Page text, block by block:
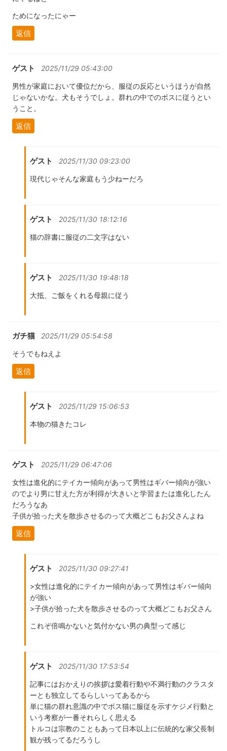
ためになったにゃー
返信
ゲスト 2025/11/29 05:43:00
男性が家庭において優位だから、服従の反応というほうが自然
じゃないかな。犬もそうでしょ。群れの中でのボスに従うとい
うこと。
返信
ゲスト 2025/11/30 09:23:00
現代じゃそんな家庭もう少ねーだろ
ゲスト 2025/11/30 18:12:16
猫の辞書に服従の二文字はない
ゲスト 2025/11/30 19:48:18
大抵、ご飯をくれる母親に従う
ガチ猫 2025/11/29 05:54:58
そうでもねえよ
返信
ゲスト 2025/11/29 15:06:53
本物の猫きたコレ
ゲスト 2025/11/29 06:47:06
女性は進化的にテイカー傾向があって男性はギバー傾向が強い
のでより男に甘えた方が利得が大きいと学習または進化したん
だろうなあ
子供が拾った犬を散歩させるのって大概どこもお父さんよね
返信
ゲスト 2025/11/30 09:27:41
>女性は進化的にテイカー傾向があって男性はギバー傾向
が強い
>子供が拾った犬を散歩させるのって大概どこもお父さん
これぞ倍鳴かないと気付かない男の典型って感じ
ゲスト 2025/11/30 17:53:54
記事にはおかえりの挨拶は愛着行動や不満行動のクラスタ
ーとも独立してるらしいってあるから
単に猫の群れ意識の中でボス猫に服従を示すケジメ行動と
いう考察が一番それらしく思える
トルコは宗教のこともあって日本以上に伝統的な家父長制
観が残ってるだろうし